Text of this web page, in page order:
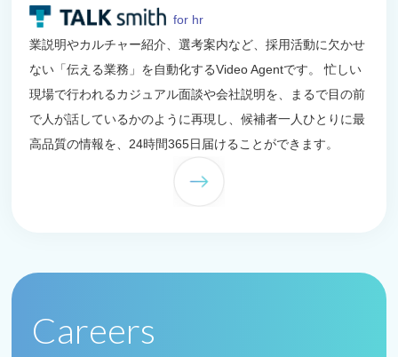
for hr
業説明やカルチャー紹介、選考案内など、採用活動に欠かせ
ない「伝える業務」を自動化するVideo Agentです。 忙しい
現場で行われるカジュアル面談や会社説明を、まるで目の前
で人が話しているかのように再現し、候補者一人ひとりに最
高品質の情報を、24時間365日届けることができます。
Careers